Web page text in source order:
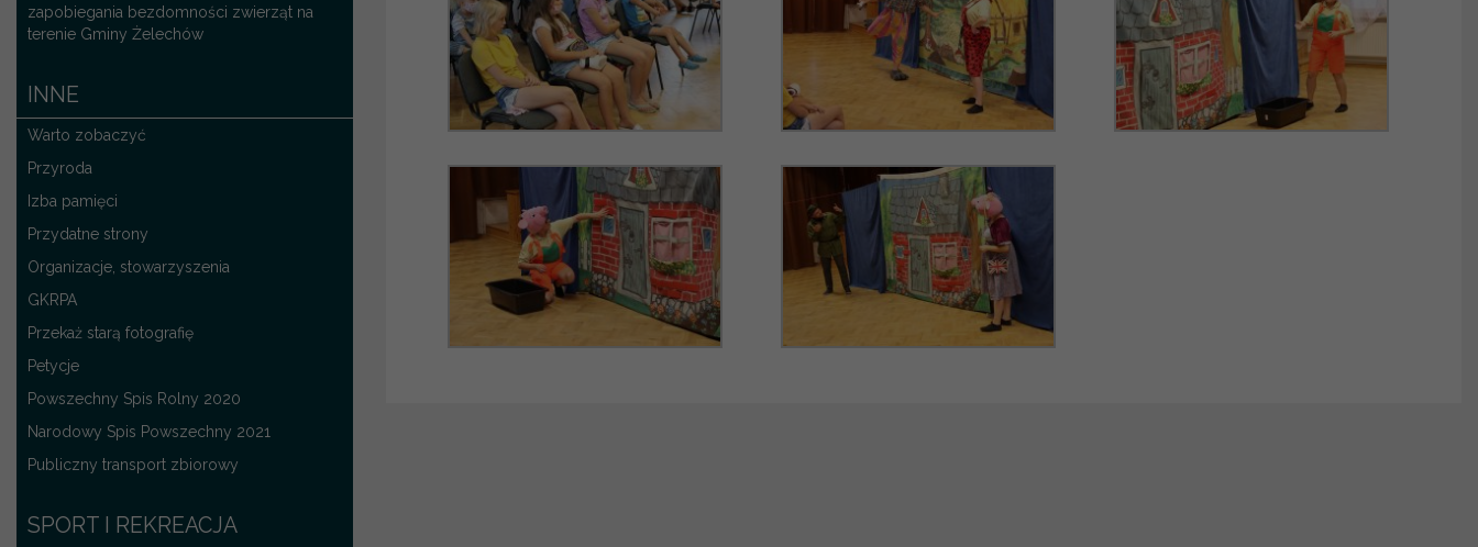
zapobiegania bezdomności zwierząt na
terenie Gminy Żelechów
INNE
Warto zobaczyć
Przyroda
Izba pamięci
Przydatne strony
Organizacje, stowarzyszenia
GKRPA
Przekaż starą fotografię
Petycje
Powszechny Spis Rolny 2020
Narodowy Spis Powszechny 2021
Publiczny transport zbiorowy
SPORT I REKREACJA